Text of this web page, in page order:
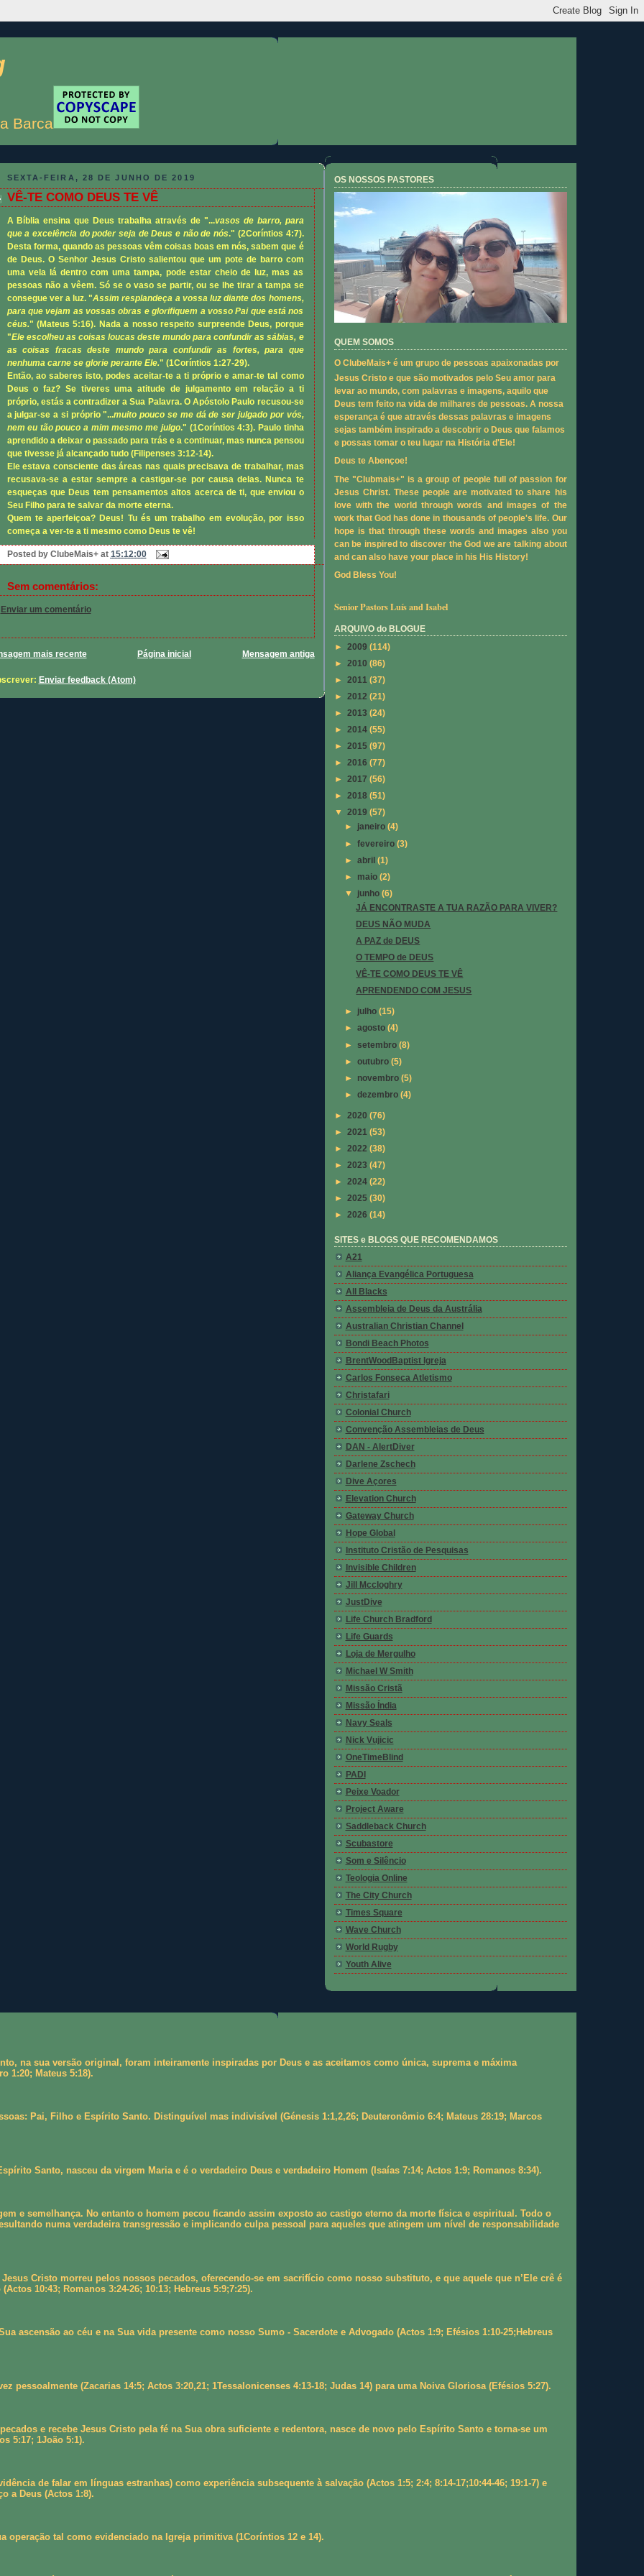
Barca
SEXTA-FEIRA, 28 DE JUNHO DE 2019
VÊ-TE COMO DEUS TE VÊ
A Bíblia ensina que Deus trabalha através de "...vasos de barro, para
que a excelência do poder seja de Deus e não de nós." (2Coríntios 4:7).
Desta forma, quando as pessoas vêm coisas boas em nós, sabem que é
de Deus. O Senhor Jesus Cristo salientou que um pote de barro com
uma vela lá dentro com uma tampa, pode estar cheio de luz, mas as
pessoas não a vêem. Só se o vaso se partir, ou se lhe tirar a tampa se
consegue ver a luz. "Assim resplandeça a vossa luz diante dos homens,
para que vejam as vossas obras e glorifiquem a vosso Pai que está nos
céus." (Mateus 5:16). Nada a nosso respeito surpreende Deus, porque
"Ele escolheu as coisas loucas deste mundo para confundir as sábias, e
as coisas fracas deste mundo para confundir as fortes, para que
nenhuma carne se glorie perante Ele." (1Coríntios 1:27-29).
Então, ao saberes isto, podes aceitar-te a ti próprio e amar-te tal como
Deus o faz? Se tiveres uma atitude de julgamento em relação a ti
próprio, estás a contradizer a Sua Palavra. O Apóstolo Paulo recusou-se
a julgar-se a si próprio "...muito pouco se me dá de ser julgado por vós,
nem eu tão pouco a mim mesmo me julgo." (1Coríntios 4:3). Paulo tinha
aprendido a deixar o passado para trás e a continuar, mas nunca pensou
que tivesse já alcançado tudo (Filipenses 3:12-14).
Ele estava consciente das áreas nas quais precisava de trabalhar, mas
recusava-se a estar sempre a castigar-se por causa delas. Nunca te
esqueças que Deus tem pensamentos altos acerca de ti, que enviou o
Seu Filho para te salvar da morte eterna.
Quem te aperfeiçoa? Deus! Tu és um trabalho em evolução, por isso
começa a ver-te a ti mesmo como Deus te vê!
Posted by ClubeMais+ at 15:12:00
Sem comentários:
Enviar um comentário
mais recente Mensagem antiga
Página inicial
Enviar feedback (Atom)
OS NOSSOS PASTORES
QUEM SOMOS
O ClubeMais+ é um grupo de pessoas apaixonadas por
Jesus Cristo e que são motivados pelo Seu amor para
levar ao mundo, com palavras e imagens, aquilo que
Deus tem feito na vida de milhares de pessoas. A nossa
esperança é que através dessas palavras e imagens
sejas também inspirado a descobrir o Deus que falamos
e possas tomar o teu lugar na História d'Ele!
Deus te Abençoe!
The "Clubmais+" is a group of people full of passion for
Jesus Christ. These people are motivated to share his
love with the world through words and images of the
work that God has done in thousands of people's life. Our
hope is that through these words and images also you
can be inspired to discover the God we are talking about
and can also have your place in his His History!
God Bless You!
Senior Pastors Luís and Isabel
ARQUIVO do BLOGUE
► 2009 (114)
► 2010 (86)
► 2011 (37)
► 2012 (21)
► 2013 (24)
► 2014 (55)
► 2015 (97)
► 2016 (77)
► 2017 (56)
► 2018 (51)
▼ 2019 (57)
► janeiro(4)
►fevereiro(3)
►abril(1)
► maio(2)
▼ junho(6)
JÁ ENCONTRASTE A TUA RAZÃO PARA VIVER?
DEUS NÃO MUDA
A PAZ de DEUS
O TEMPO de DEUS
VÊ-TE COMO DEUS TE VÊ
APRENDENDO COM JESUS
► julho(15)
►agosto(4)
►setembro(8)
►outubro(5)
► novembro(5)
►dezembro(4)
► 2020 (76)
► 2021 (53)
► 2022 (38)
► 2023 (47)
► 2024 (22)
► 2025 (30)
► 2026 (14)
SITES e BLOGS QUE RECOMENDAMOS
A21
Aliança Evangélica Portuguesa
All Blacks
Assembleia de Deus da Austrália
Australian Christian Channel
Bondi Beach Photos
BrentWoodBaptist Igreja
Carlos Fonseca Atletismo
Christafari
Colonial Church
Convenção Assembleias de Deus
DAN - AlertDiver
Darlene Zschech
Dive Açores
Elevation Church
Gateway Church
Hope Global
Instituto Cristão de Pesquisas
Invisible Children
Jill Mccloghry
JustDive
Life Church Bradford
Life Guards
Loja de Mergulho
Michael W Smith
Missão Cristã
Missão Índia
Navy Seals
Nick Vujicic
OneTimeBlind
PADI
Peixe Voador
Project Aware
Saddleback Church
Scubastore
Som e Silêncio
Teologia Online
The City Church
Times Square
Wave Church
World Rugby
Youth Alive
na sua versão original, foram inteiramente inspiradas por Deus e as aceitamos como única, suprema e máxima
1:20; Mateus 5:18).
Pai, Filho e Espírito Santo. Distinguível mas indivisível (Génesis 1:1,2,26; Deuteronômio 6:4; Mateus 28:19; Marcos
Santo, nasceu da virgem Maria e é o verdadeiro Deus e verdadeiro Homem (Isaías 7:14; Actos 1:9; Romanos 8:34).
e semelhança. No entanto o homem pecou ficando assim exposto ao castigo eterno da morte física e espiritual. Todo o
numa verdadeira transgressão e implicando culpa pessoal para aqueles que atingem um nível de responsabilidade
Cristo morreu pelos nossos pecados, oferecendo-se em sacrifício como nosso substituto, e que aquele que n’Ele crê é
10:43; Romanos 3:24-26; 10:13; Hebreus 5:9;7:25).
ascensão ao céu e na Sua vida presente como nosso Sumo - Sacerdote e Advogado (Actos 1:9; Efésios 1:10-25;Hebreus
pessoalmente (Zacarias 14:5; Actos 3:20,21; 1Tessalonicenses 4:13-18; Judas 14) para uma Noiva Gloriosa (Efésios 5:27).
e recebe Jesus Cristo pela fé na Sua obra suficiente e redentora, nasce de novo pelo Espírito Santo e torna-se um
5:17; 1João 5:1).
de falar em línguas estranhas) como experiência subsequente à salvação (Actos 1:5; 2:4; 8:14-17;10:44-46; 19:1-7) e
a Deus (Actos 1:8).
operação tal como evidenciado na Igreja primitiva (1Coríntios 12 e 14).